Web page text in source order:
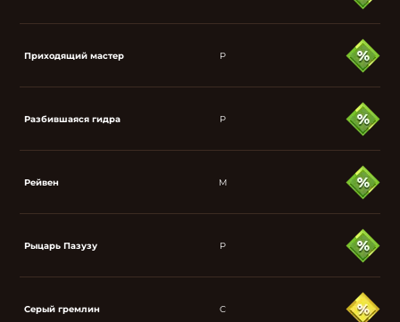
Приходящий мастер P
Разбившаяся гидра P
Рейвен M
Рыцарь Пазузу P
Серый гремлин C